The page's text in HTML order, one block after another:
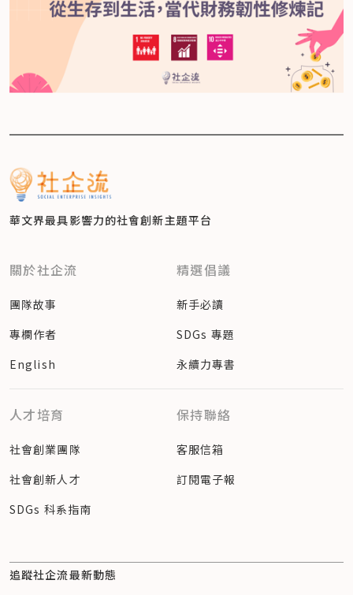
華文界最具影響力的社會創新主題平台
關於社企流
團隊故事
專欄作者
English
精選倡議
新手必讀
SDGs 專題
永續力專書
人才培育
社會創業團隊
社會創新人才
SDGs 科系指南
保持聯絡
客服信箱
訂閱電子報
追蹤社企流最新動態